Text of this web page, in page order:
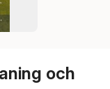
och